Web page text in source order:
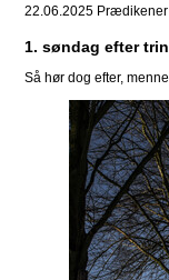
22.06.2025 Prædikener
1. søndag efter
Så hør dog efter,